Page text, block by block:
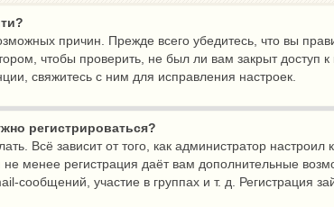
причин. Прежде всего убедитесь, что вы
чтобы проверить, не был ли вам закрыт
свяжитесь с ним для исправления настроек.
регистрироваться?
Всё зависит от того, как администратор
менее регистрация даёт вам дополнительные
сообщений, участие в группах и т. д. Регистрация